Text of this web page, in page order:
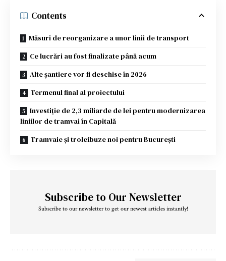
Contents
Măsuri de reorganizare a unor linii de transport
Ce lucrări au fost finalizate până acum
Alte șantiere vor fi deschise în 2026
Termenul final al proiectului
Investiție de 2,3 miliarde de lei pentru modernizarea
liniilor de tramvai în Capitală
Tramvaie și troleibuze noi pentru București
Subscribe to Our Newsletter
Subscribe to our newsletter to get our newest articles instantly!